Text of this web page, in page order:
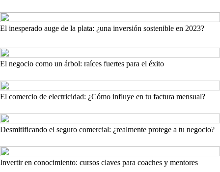
El inesperado auge de la plata: ¿una inversión sostenible en 2023?
El negocio como un árbol: raíces fuertes para el éxito
El comercio de electricidad: ¿Cómo influye en tu factura mensual?
Desmitificando el seguro comercial: ¿realmente protege a tu negocio?
Invertir en conocimiento: cursos claves para coaches y mentores